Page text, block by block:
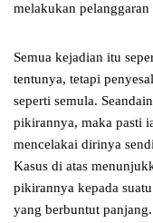
melakukan
Semua kejadian itu
tentunya, tetapi
seperti semula.
pikirannya, maka pasti
mencelakai dirinya
Kasus di atas
pikirannya kepada
yang berbuntut